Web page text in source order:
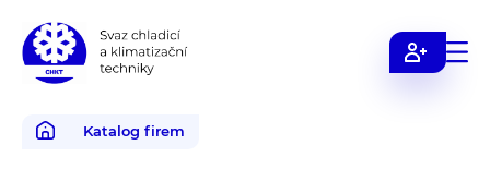
Svaz
chladicí
klimatizační
Katalog firem